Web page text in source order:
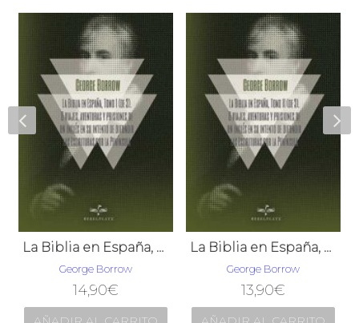
La Biblia en España, Tomo I (de 3). O viajes, aventuras y prisiones de un inglés en su intento de difundir las Escrituras por la Península
George Borrow
14,90€
La Biblia en España, Tomo II (de 3). O viajes, aventuras y prisiones de un inglés en su intento de difundir las Escrituras por la Península
George Borrow
13,90€